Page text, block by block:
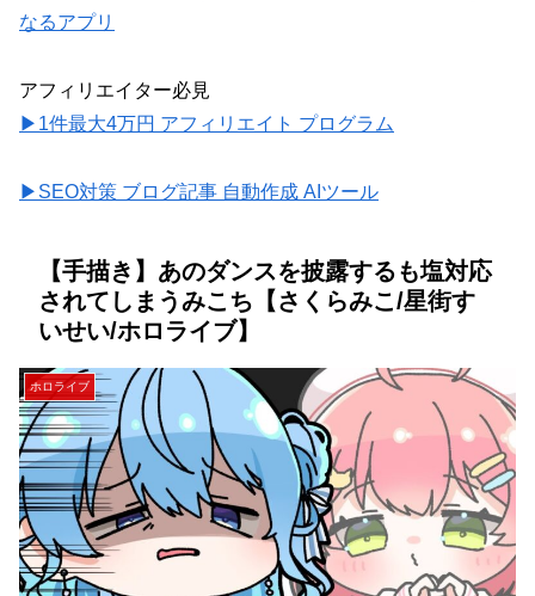
なるアプリ
アフィリエイター必見
▶1件最大4万円 アフィリエイト プログラム
▶SEO対策 ブログ記事 自動作成 AIツール
【手描き】あのダンスを披露するも塩対応
されてしまうみこち【さくらみこ/星街す
いせい/ホロライブ】
ホロライブ